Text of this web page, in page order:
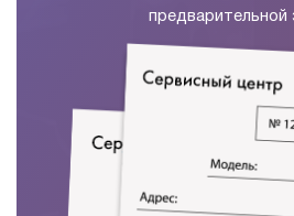
предварительной